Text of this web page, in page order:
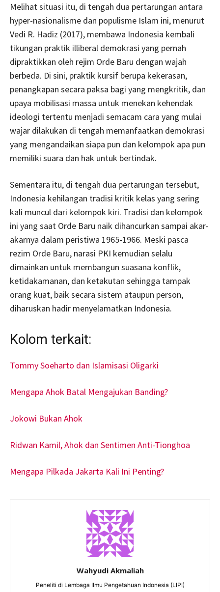
Melihat situasi itu, di tengah dua pertarungan antara
hyper-nasionalisme dan populisme Islam ini, menurut
Vedi R. Hadiz (2017), membawa Indonesia kembali
tikungan praktik illiberal demokrasi yang pernah
dipraktikkan oleh rejim Orde Baru dengan wajah
berbeda. Di sini, praktik kursif berupa kekerasan,
penangkapan secara paksa bagi yang mengkritik, dan
upaya mobilisasi massa untuk menekan kehendak
ideologi tertentu menjadi semacam cara yang mulai
wajar dilakukan di tengah memanfaatkan demokrasi
yang mengandaikan siapa pun dan kelompok apa pun
memiliki suara dan hak untuk bertindak.
Sementara itu, di tengah dua pertarungan tersebut,
Indonesia kehilangan tradisi kritik kelas yang sering
kali muncul dari kelompok kiri. Tradisi dan kelompok
ini yang saat Orde Baru naik dihancurkan sampai akar-
akarnya dalam peristiwa 1965-1966. Meski pasca
rezim Orde Baru, narasi PKI kemudian selalu
dimainkan untuk membangun suasana konflik,
ketidakamanan, dan ketakutan sehingga tampak
orang kuat, baik secara sistem ataupun person,
diharuskan hadir menyelamatkan Indonesia.
Kolom terkait:
Tommy Soeharto dan Islamisasi Oligarki
Mengapa Ahok Batal Mengajukan Banding?
Jokowi Bukan Ahok
Ridwan Kamil, Ahok dan Sentimen Anti-Tionghoa
Mengapa Pilkada Jakarta Kali Ini Penting?
Wahyudi Akmaliah
Peneliti di Lembaga Ilmu Pengetahuan Indonesia (LIPI)